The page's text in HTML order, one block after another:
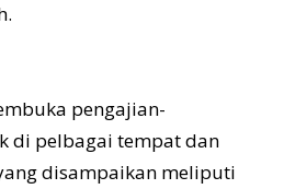
pengajian-
di pelbagai tempat dan
disampaikan meliputi